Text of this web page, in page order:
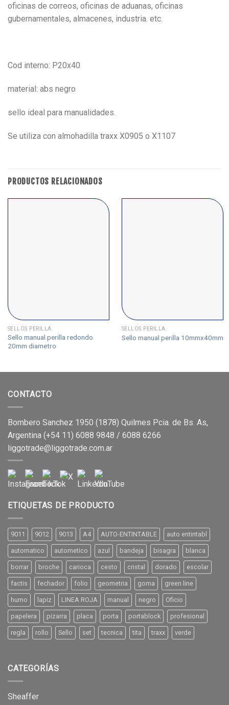
oficinas de correos, oficinas de aduanas, oficinas
gubernamentales, almacenes, industria. etc.
Cod interno: P20x40
material: abs negro
sello ideal para manualidades.
Se utiliza con almohadilla traxx X0905 o X1107
PRODUCTOS RELACIONADOS
SELLOS PERILLA
Sello manual perilla redondo
20mm diametro
SELLOS PERILLA
Sello manual perilla 10mmx40mm
CONTACTO
Bombero Sanchez 1950 (1878) Quilmes Pcia. de Bs. As,
Argentina (+54 11) 6088 9848 / 6088 6266
liggotrade@liggotrade.com.ar
ETIQUETAS DE PRODUCTO
9011 9012 9013 A4 AUTO-ENTINTABLE auto entintabl
automatico autometico azul bandeja bisagra blanca
borrar broche carioca cesto cristal dorado escolar
factis fechador folio geometria goma green line
humo lapiz LINEA ROJA manual negro Oficio
papelera pizarra placa porta portablock profesional
regla rollo Sello set tecnica tita traxx verde
CATEGORÍAS
Sheaffer